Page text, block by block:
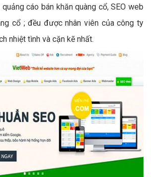
quảng cáo bán khăn quàng cổ, SEO web
cổ ; đều được nhân viên của công ty
nhiệt tình và cặn kẽ nhất.